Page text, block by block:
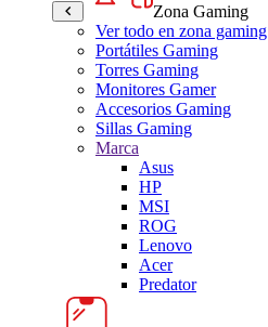
Zona Gaming
Ver todo en zona gaming
Portátiles Gaming
Torres Gaming
Monitores Gamer
Accesorios Gaming
Sillas Gaming
Marca
Asus
HP
MSI
ROG
Lenovo
Acer
Predator